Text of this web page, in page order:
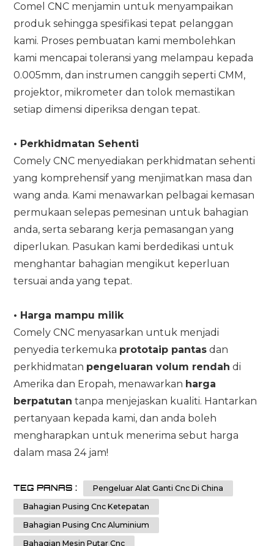
Comel CNC menjamin untuk menyampaikan
produk sehingga spesifikasi tepat pelanggan
kami. Proses pembuatan kami membolehkan
kami mencapai toleransi yang melampau kepada
0.005mm, dan instrumen canggih seperti CMM,
projektor, mikrometer dan tolok memastikan
setiap dimensi diperiksa dengan tepat.
• Perkhidmatan Sehenti
Comely CNC menyediakan perkhidmatan sehenti
yang komprehensif yang menjimatkan masa dan
wang anda. Kami menawarkan pelbagai kemasan
permukaan selepas pemesinan untuk bahagian
anda, serta sebarang kerja pemasangan yang
diperlukan. Pasukan kami berdedikasi untuk
menghantar bahagian mengikut keperluan
tersuai anda yang tepat.
• Harga mampu milik
Comely CNC menyasarkan untuk menjadi
penyedia terkemuka prototaip pantas dan
perkhidmatan pengeluaran volum rendah di
Amerika dan Eropah, menawarkan harga
berpatutan tanpa menjejaskan kualiti. Hantarkan
pertanyaan kepada kami, dan anda boleh
mengharapkan untuk menerima sebut harga
dalam masa 24 jam!
TEG PANAS :
Pengeluar Alat Ganti Cnc Di China
Bahagian Pusing Cnc Ketepatan
Bahagian Pusing Cnc Aluminium
Bahagian Mesin Putar Cnc